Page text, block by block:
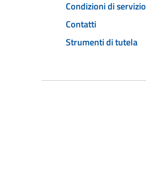
Condizioni di servizio
Contatti
Strumenti di tutela